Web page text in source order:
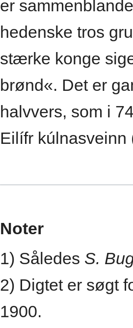
er
hedenske tros
stærke konge
brønd«. Det er
halvvers, som i
Eilífr kúlnasveinn
Noter
1) Således S.
2) Digtet er søgt
1900.